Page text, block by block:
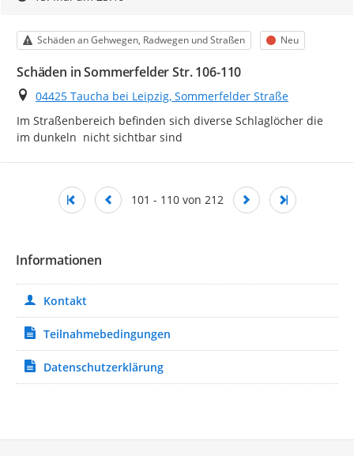
Kategorie
Schäden an Gehwegen, Radwegen und Straßen Status
Neu
Schäden in Sommerfelder Str. 106-110
Ort
04425 Taucha bei Leipzig, Sommerfelder Straße
Im Straßenbereich befinden sich diverse Schlaglöcher die
im dunkeln  nicht sichtbar sind
101 - 110 von 212
Informationen
Kontakt
Teilnahmebedingungen
Datenschutzerklärung